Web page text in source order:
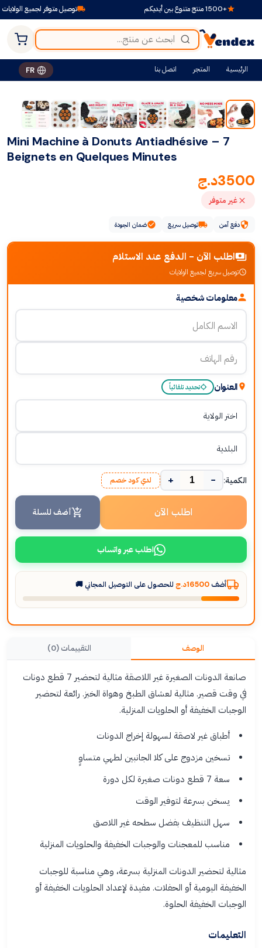
توصيل متوفر لجميع الولايات +1500 منتج متنوع بين أيديكم
الرئيسية المتجر اتصل بنا FR
Mini Machine à Donuts Antiadhésive – 7
Beignets en Quelques Minutes
3500د.ج
غير متوفر
دفع آمن توصيل سريع ضمان الجودة
اطلب الآن - الدفع عند الاستلام
توصيل سريع لجميع الولايات
معلومات شخصية
العنوان تحديد تلقائياً
الكمية: −
+ لدي كود خصم
اطلب الآن أضف للسلة
اطلب عبر واتساب
أضف 16500د.ج للحصول على التوصيل المجاني 🚚
الوصف التقييمات (0)
صانعة الدونات الصغيرة غير اللاصقة مثالية لتحضير 7 قطع دونات
في وقت قصير. مثالية لعشاق الطبخ وهواة الخبز. رائعة لتحضير
الوجبات الخفيفة أو الحلويات المنزلية.
أطباق غير لاصقة لسهولة إخراج الدونات
تسخين مزدوج على كلا الجانبين لطهي متساوٍ
سعة 7 قطع دونات صغيرة لكل دورة
يسخن بسرعة لتوفير الوقت
سهل التنظيف بفضل سطحه غير اللاصق
مناسب للمعجنات والوجبات الخفيفة والحلويات المنزلية
مثالية لتحضير الدونات المنزلية بسرعة، وهي مناسبة للوجبات
الخفيفة اليومية أو الحفلات. مفيدة لإعداد الحلويات الخفيفة أو
الوجبات الخفيفة الحلوة.
التعليمات